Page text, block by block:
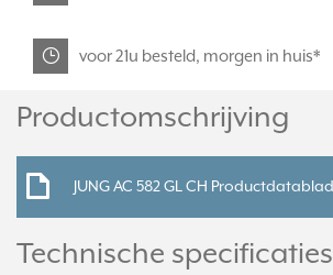
voor 21u besteld, morgen in huis*
Productomschrijving
JUNG AC 582 GL CH Productdatablad
Technische specificaties